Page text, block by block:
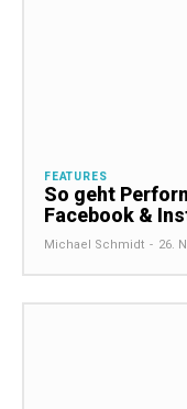
FEATURES
So geht
Facebook &
Michael Schmidt - 26.